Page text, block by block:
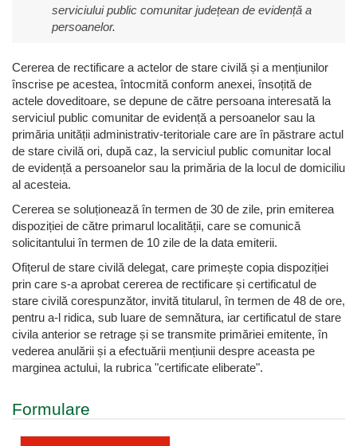
serviciului public comunitar județean de evidență a
persoanelor.
Cererea de rectificare a actelor de stare civilă și a mențiunilor
înscrise pe acestea, întocmită conform anexei, însoțită de
actele doveditoare, se depune de către persoana interesată la
serviciul public comunitar de evidență a persoanelor sau la
primăria unității administrativ-teritoriale care are în păstrare actul
de stare civilă ori, după caz, la serviciul public comunitar local
de evidență a persoanelor sau la primăria de la locul de domiciliu
al acesteia.
Cererea se soluționează în termen de 30 de zile, prin emiterea
dispoziției de către primarul localității, care se comunică
solicitantului în termen de 10 zile de la data emiterii.
Ofițerul de stare civilă delegat, care primește copia dispoziției
prin care s-a aprobat cererea de rectificare și certificatul de
stare civilă corespunzător, invită titularul, în termen de 48 de ore,
pentru a-l ridica, sub luare de semnătura, iar certificatul de stare
civila anterior se retrage și se transmite primăriei emitente, în
vederea anulării și a efectuării mențiunii despre aceasta pe
marginea actului, la rubrica "certificate eliberate".
Formulare